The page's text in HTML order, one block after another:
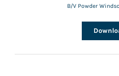
B/V Powder